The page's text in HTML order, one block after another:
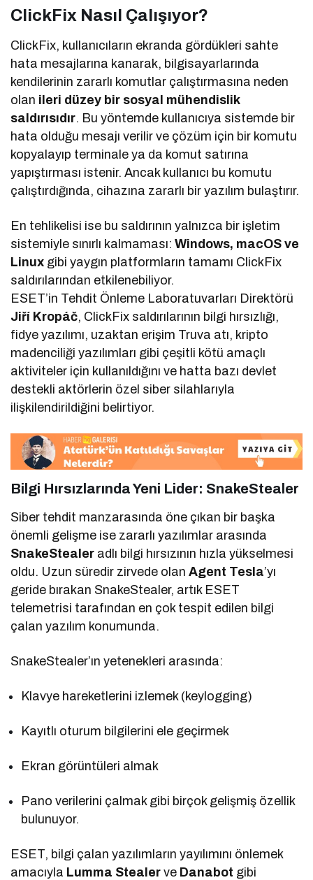
ClickFix Nasıl Çalışıyor?
ClickFix, kullanıcıların ekranda gördükleri sahte
hata mesajlarına kanarak, bilgisayarlarında
kendilerinin zararlı komutlar çalıştırmasına neden
olan ileri düzey bir sosyal mühendislik
saldırısıdır. Bu yöntemde kullanıcıya sistemde bir
hata olduğu mesajı verilir ve çözüm için bir komutu
kopyalayıp terminale ya da komut satırına
yapıştırması istenir. Ancak kullanıcı bu komutu
çalıştırdığında, cihazına zararlı bir yazılım bulaştırır.
En tehlikelisi ise bu saldırının yalnızca bir işletim
sistemiyle sınırlı kalmaması:Windows, macOS ve
Linux gibi yaygın platformların tamamı ClickFix
saldırılarından etkilenebiliyor.
ESET’in Tehdit Önleme Laboratuvarları Direktörü
Jiří Kropáč, ClickFix saldırılarının bilgi hırsızlığı,
fidye yazılımı, uzaktan erişim Truva atı, kripto
madenciliği yazılımları gibi çeşitli kötü amaçlı
aktiviteler için kullanıldığını ve hatta bazı devlet
destekli aktörlerin özel siber silahlarıyla
ilişkilendirildiğini belirtiyor.
Bilgi Hırsızlarında Yeni Lider: SnakeStealer
Siber tehdit manzarasında öne çıkan bir başka
önemli gelişme ise zararlı yazılımlar arasında
SnakeStealer adlı bilgi hırsızının hızla yükselmesi
oldu. Uzun süredir zirvede olanAgent Tesla’yı
geride bırakan SnakeStealer, artık ESET
telemetrisi tarafından en çok tespit edilen bilgi
çalan yazılım konumunda.
SnakeStealer’ın yetenekleri arasında:
Klavye hareketlerini izlemek (keylogging)
Kayıtlı oturum bilgilerini ele geçirmek
Ekran görüntüleri almak
Pano verilerini çalmak gibi birçok gelişmiş özellik
bulunuyor.
ESET, bilgi çalan yazılımların yayılımını önlemek
amacıyla Lumma Stealer ve Danabot gibi